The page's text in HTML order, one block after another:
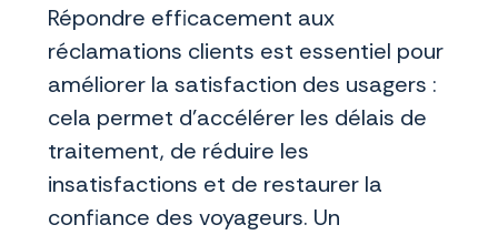
Répondre efficacement aux
réclamations clients est essentiel pour
améliorer la satisfaction des usagers :
cela permet d’accélérer les délais de
traitement, de réduire les
insatisfactions et de restaurer la
confiance des voyageurs. Un